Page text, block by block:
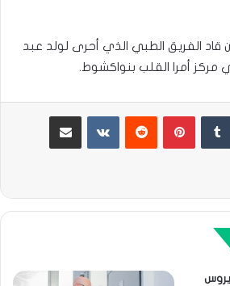
قاد الفريق الطبي الذي أحرى لولد عبد
مركز أمرا القلب بنواكشوط.
بينتيريست مشاركة عبر البريد